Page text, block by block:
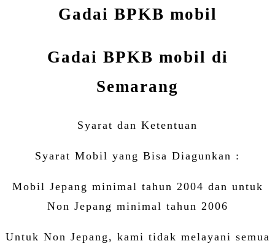
Gadai BPKB mobil
Gadai BPKB mobil di
Semarang
Syarat dan Ketentuan
Syarat Mobil yang Bisa Diagunkan :
Mobil Jepang minimal tahun 2004 dan untuk
Non Jepang minimal tahun 2006
Untuk Non Jepang, kami tidak melayani semua